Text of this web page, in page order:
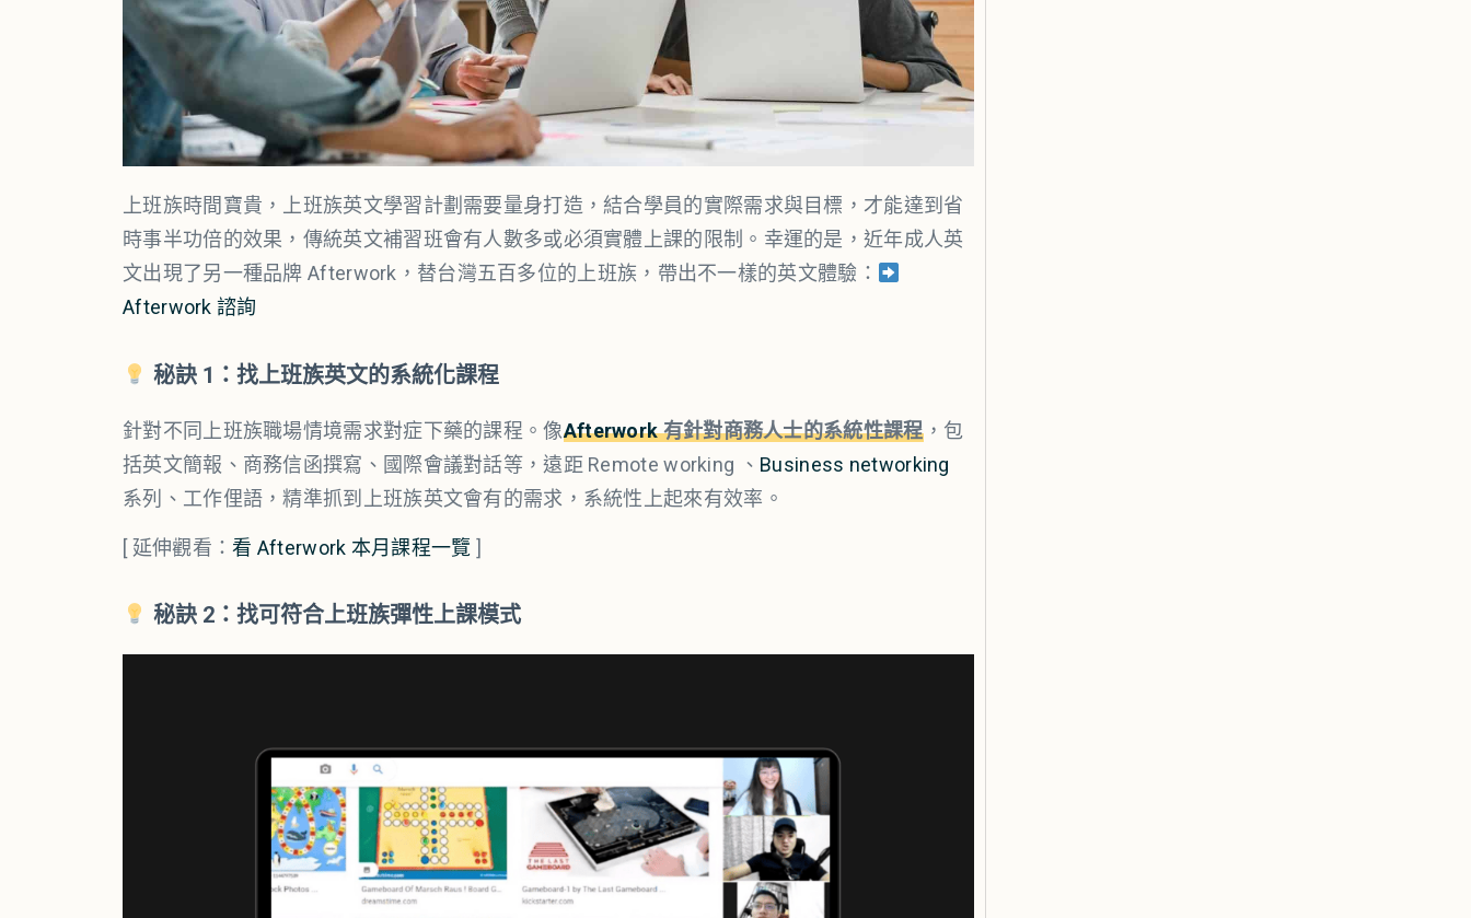
上班族時間寶貴，上班族英文學習計劃需要量身打造，結合學員的實際需求與目標，才能達到省
時事半功倍的效果，傳統英文補習班會有人數多或必須實體上課的限制。幸運的是，近年成人英
文出現了另一種品牌 Afterwork，替台灣五百多位的上班族，帶出不一樣的英文體驗：
Afterwork 諮詢
秘訣 1：找上班族英文的系統化課程
針對不同上班族職場情境需求對症下藥的課程。像Afterwork有針對商務人士的系統性課程，包
括英文簡報、商務信函撰寫、國際會議對話等，遠距 Remote working 、 Business networking
系列、工作俚語，精準抓到上班族英文會有的需求，系統性上起來有效率。
[ 延伸觀看：看 Afterwork 本月課程一覽 ]
秘訣 2： 找可符合上班族彈性上課模式